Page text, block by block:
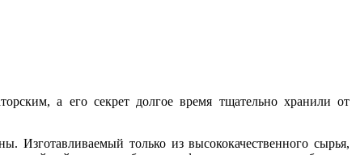
а его секрет долгое время тщательно хранили от
Изготавливаемый только из высококачественного сырья,